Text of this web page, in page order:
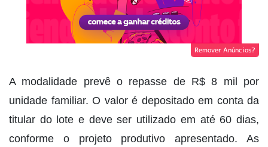
Remover Anúncios?
A modalidade prevê o repasse de R$ 8 mil por
unidade familiar. O valor é depositado em conta da
titular do lote e deve ser utilizado em até 60 dias,
conforme o projeto produtivo apresentado. As